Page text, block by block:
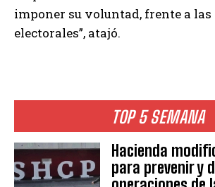
TOP 5 SEMANA
Hacienda
para prevenir y
imponer su voluntad, frente a
electorales”, atajó.